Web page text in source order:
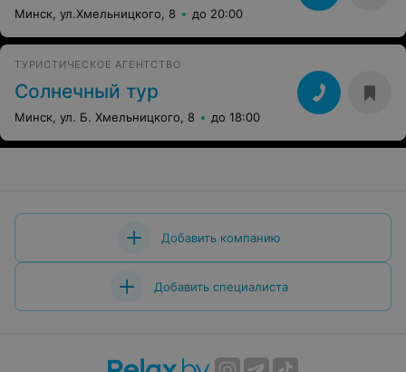
Минск, ул.Хмельницкого, 8 до 20:00
ТУРИСТИЧЕСКОЕ АГЕНТСТВО
Солнечный тур
Минск, ул. Б. Хмельницкого, 8 до 18:00
Добавить компанию
Добавить специалиста